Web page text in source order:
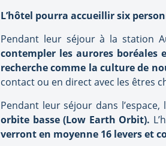
L’hôtel pourra accueillir six
Pendant leur séjour à la station
contempler les aurores boréales
recherche comme la culture de
contact ou en direct avec les êtres
Pendant leur séjour dans
orbite basse (Low Earth Orbit).
verront en moyenne 16 levers et